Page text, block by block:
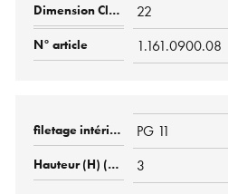
22
1.161.0900.08
PG 11
3